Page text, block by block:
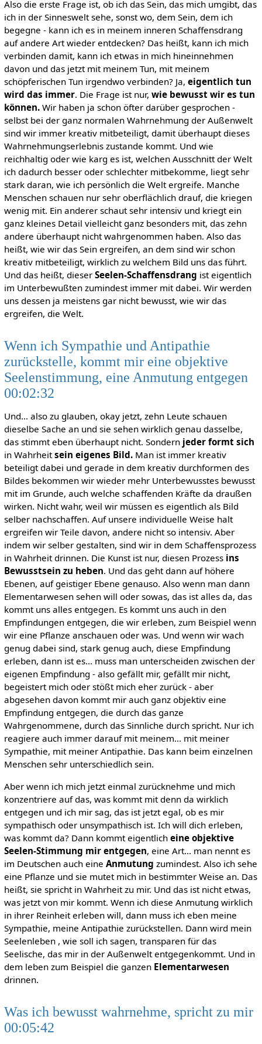
Also die erste Frage ist, ob ich das Sein, das mich umgibt, das
ich in der Sinneswelt sehe, sonst wo, dem Sein, dem ich
begegne - kann ich es in meinem inneren Schaffensdrang
auf andere Art wieder entdecken? Das heißt, kann ich mich
verbinden damit, kann ich etwas in mich hineinnehmen
davon und das jetzt mit meinem Tun, mit meinem
schöpferischen Tun irgendwo verbinden? Ja, eigentlich tun
wird das immer. Die Frage ist nur, wie bewusst wir es tun
können.Wir haben ja schon öfter darüber gesprochen -
selbst bei der ganz normalen Wahrnehmung der Außenwelt
sind wir immer kreativ mitbeteiligt, damit überhaupt dieses
Wahrnehmungserlebnis zustande kommt. Und wie
reichhaltig oder wie karg es ist, welchen Ausschnitt der Welt
ich dadurch besser oder schlechter mitbekomme, liegt sehr
stark daran, wie ich persönlich die Welt ergreife. Manche
Menschen schauen nur sehr oberflächlich drauf, die kriegen
wenig mit. Ein anderer schaut sehr intensiv und kriegt ein
ganz kleines Detail vielleicht ganz besonders mit, das zehn
andere überhaupt nicht wahrgenommen haben. Also das
heißt, wie wir das Sein ergreifen, an dem sind wir schon
kreativ mitbeteiligt, wirklich zu welchem Bild uns das führt.
Und das heißt, dieser Seelen-Schaffensdrang ist eigentlich
im Unterbewußten zumindest immer mit dabei. Wir werden
uns dessen ja meistens gar nicht bewusst, wie wir das
ergreifen, die Welt.
Wenn ich Sympathie und Antipathie
zurückstelle, kommt mir eine objektive
Seelenstimmung, eine Anmutung entgegen
00:02:32
Und... also zu glauben, okay jetzt, zehn Leute schauen
dieselbe Sache an und sie sehen wirklich genau dasselbe,
das stimmt eben überhaupt nicht. Sondern jeder formt sich
in Wahrheitsein eigenes Bild.Man ist immer kreativ
beteiligt dabei und gerade in dem kreativ durchformen des
Bildes bekommen wir wieder mehr Unterbewusstes bewusst
mit im Grunde, auch welche schaffenden Kräfte da draußen
wirken. Nicht wahr, weil wir müssen es eigentlich als Bild
selber nachschaffen. Auf unsere individuelle Weise halt
ergreifen wir Teile davon, andere nicht so intensiv. Aber
indem wir selber gestalten, sind wir in dem Schaffensprozess
in Wahrheit drinnen. Die Kunst ist nur, diesen Prozess ins
Bewusstsein zu heben. Und das geht dann auf höhere
Ebenen, auf geistiger Ebene genauso. Also wenn man dann
Elementarwesen sehen will oder sowas, das ist alles da, das
kommt uns alles entgegen. Es kommt uns auch in den
Empfindungen entgegen, die wir erleben, zum Beispiel wenn
wir eine Pflanze anschauen oder was. Und wenn wir wach
genug dabei sind, stark genug auch, diese Empfindung
erleben, dann ist es... muss man unterscheiden zwischen der
eigenen Empfindung - also gefällt mir, gefällt mir nicht,
begeistert mich oder stößt mich eher zurück - aber
abgesehen davon kommt mir auch ganz objektiv eine
Empfindung entgegen, die durch das ganze
Wahrgenommene, durch das Sinnliche durch spricht. Nur ich
reagiere auch immer darauf mit meinem... mit meiner
Sympathie, mit meiner Antipathie. Das kann beim einzelnen
Menschen sehr unterschiedlich sein.
Aber wenn ich mich jetzt einmal zurücknehme und mich
konzentriere auf das, was kommt mit denn da wirklich
entgegen und ich mir sag, das ist jetzt egal, ob es mir
sympathisch oder unsympathisch ist. Ich will dich erleben,
was kommt da? Dann kommt eigentlich eine objektive
Seelen-Stimmung mir entgegen, eine Art... man nennt es
im Deutschen auch eine Anmutung zumindest. Also ich sehe
eine Pflanze und sie mutet mich in bestimmter Weise an. Das
heißt, sie spricht in Wahrheit zu mir. Und das ist nicht etwas,
was jetzt von mir kommt. Wenn ich diese Anmutung wirklich
in ihrer Reinheit erleben will, dann muss ich eben meine
Sympathie, meine Antipathie zurückstellen. Dann wird mein
Seelenleben , wie soll ich sagen, transparen für das
Seelische, das mir in der Außenwelt entgegenkommt. Und in
dem leben zum Beispiel die ganzen Elementarwesen
drinnen.
Was ich bewusst wahrnehme, spricht zu mir
00:05:42